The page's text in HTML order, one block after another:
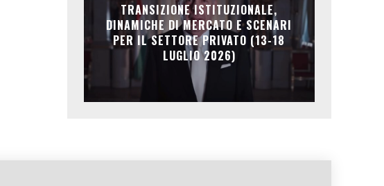
TRANSIZIONE ISTITUZIONALE,
DINAMICHE DI MERCATO E SCENARI
PER IL SETTORE PRIVATO (13-18
LUGLIO 2026)